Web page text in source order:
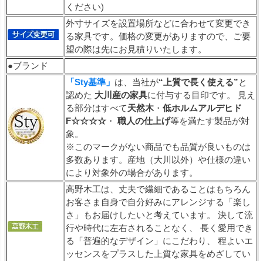
ください)
外寸サイズを設置場所などに合わせて変更でき
る家具です。価格の変更がありますので、ご要
望の際は先にお見積りいたします。
●ブランド
「Sty基準」 は、当社が“上質で長く使える”と
認めた 大川産の家具に付与する目印です。 見え
る部分はすべて天然木 ・ 低ホルムアルデヒド
F☆☆☆☆ ・ 職人の仕上げ等を満たす製品が対
象。
※このマークがない商品でも品質が良いものは
多数あります。産地（大川以外）や仕様の違い
により対象外の場合があります。
高野木工は、丈夫で繊細であることはもちろん
お客さま自身で自分好みにアレンジする「楽し
さ」もお届けしたいと考えています。 決して流
行や時代に左右されることなく、 長く愛用でき
る「普遍的なデザイン」にこだわり、 程よいエ
ッセンスをプラスした上質な家具をめざしてい